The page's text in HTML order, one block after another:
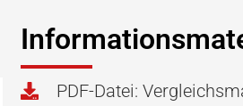
PDF-Datei: